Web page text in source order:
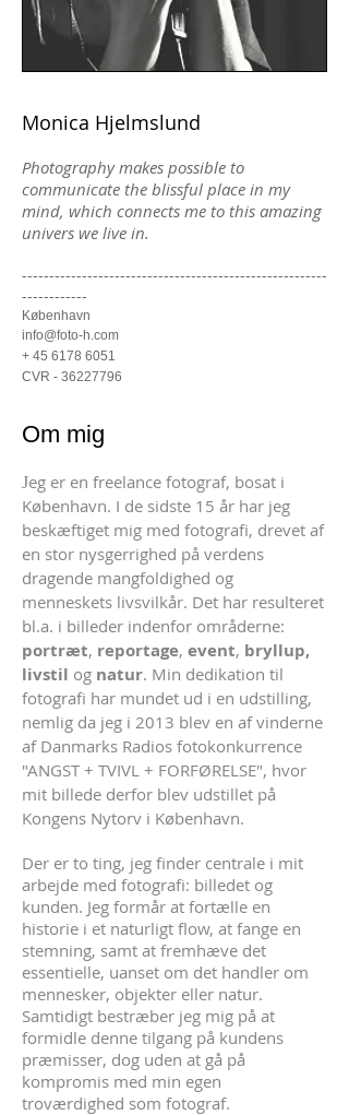
Monica Hjelmslund
Photography makes possible to
communicate the blissful place in my
mind, which connects me to this amazing
univers we live in.
--------------------------------------------------------
------------
København
info@foto-h.com
+ 45 6178 6051
CVR - 36227796
Om mig
Jeg er en freelance fotograf, bosat i
København. I de sidste 15 år har jeg
beskæftiget mig med fotografi, drevet af
en stor nysgerrighed på verdens
dragende mangfoldighed og
menneskets livsvilkår. Det har resulteret
bl.a. i billeder indenfor områderne:
portræt, reportage, event, bryllup,
livstil og natur. Min dedikation til
fotografi har mundet ud i en udstilling,
nemlig da jeg i 2013 blev en af vinderne
af Danmarks Radios fotokonkurrence
"ANGST + TVIVL + FORFØRELSE", hvor
mit billede derfor blev udstillet på
Kongens Nytorv i København.
Der er to ting, jeg finder centrale i mit
arbejde med fotografi: billedet og
kunden. Jeg formår at fortælle en
historie i et naturligt flow, at fange en
stemning, samt at fremhæve det
essentielle, uanset om det handler om
mennesker, objekter eller natur.
Samtidigt bestræber jeg mig på at
formidle denne tilgang på kundens
præmisser, dog uden at gå på
kompromis med min egen
troværdighed som fotograf.